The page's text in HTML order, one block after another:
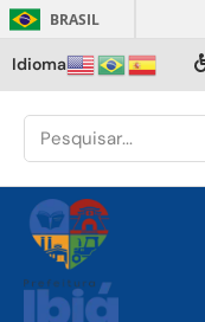
BRASIL
Idioma